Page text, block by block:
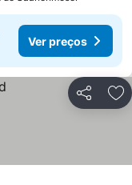
Ver preços
Partilhar